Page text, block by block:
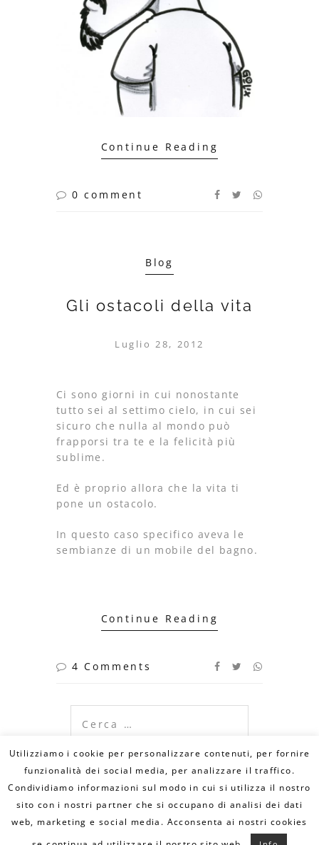
Continue Reading
0 comment
Blog
Gli ostacoli della vita
Luglio 28, 2012
Ci sono giorni in cui nonostante
tutto sei al settimo cielo, in cui sei
sicuro che nulla al mondo può
frapporsi tra te e la felicità più
sublime.
Ed è proprio allora che la vita ti
pone un ostacolo.
In questo caso specifico aveva le
sembianze di un mobile del bagno.
Continue Reading
4 Comments
© Copyright 2020 DILLO CON UN FUMETTO. All
Rights Reserved - MAIL:
info@dilloconunfumetto.it- TEL: 339.7079217 -
PRIVACY POLICY
COOKIE POLICY
Utilizziamo i cookie per personalizzare contenuti, per fornire
funzionalità dei social media, per analizzare il traffico.
Condividiamo informazioni sul modo in cui si utilizza il nostro
sito con i nostri partner che si occupano di analisi dei dati
web, marketing e social media. Acconsenta ai nostri cookies